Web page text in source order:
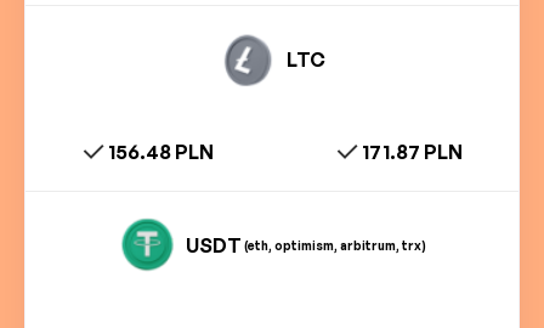
LTC
156.48 PLN 171.87 PLN
USDT (eth, optimism, arbitrum, trx)